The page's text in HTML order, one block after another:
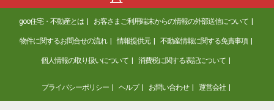
goo住宅・不動産とは お客さまご利用端末からの情報の外部送信について
物件に関するお問合せの流れ 情報提供元 不動産情報に関する免責事項
個人情報の取り扱いについて 消費税に関する表記について
プライバシーポリシー ヘルプ お問い合わせ 運営会社